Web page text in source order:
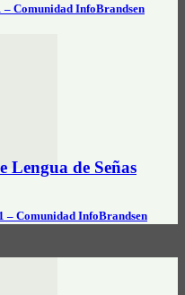
Comunidad InfoBrandsen
– Comunidad InfoBrandsen
Lengua de Señas